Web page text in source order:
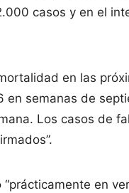
casos y en el
en las
en semanas de
Los casos de
en